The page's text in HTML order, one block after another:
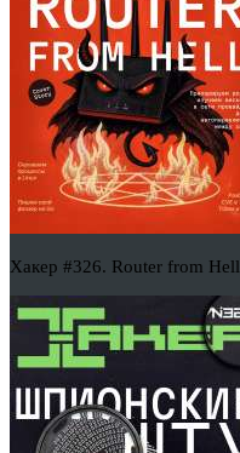
Хакер #326. Router from Hell